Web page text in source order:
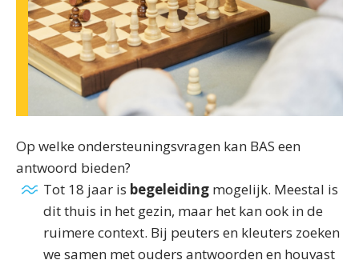
Op welke ondersteuningsvragen kan BAS een
antwoord bieden?
Tot 18 jaar is begeleiding mogelijk. Meestal is
dit thuis in het gezin, maar het kan ook in de
ruimere context. Bij peuters en kleuters zoeken
we samen met ouders antwoorden en houvast